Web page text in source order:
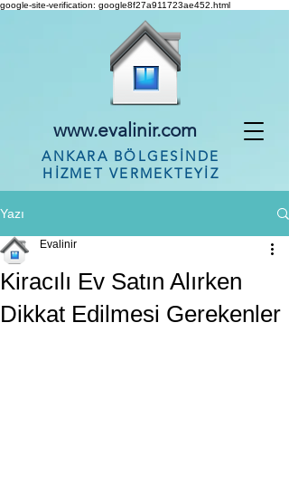
google-site-verification: google8f27a911723ae452.html
www.evalinir.com
ANKARA BÖLGESİNDE
HİZMET VERMEKTEYİZ
Yazı
Kiracılı Ev Satın Alırken
Dikkat Edilmesi Gerekenler
Evalinir